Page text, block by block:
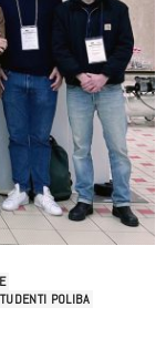
POLIBA